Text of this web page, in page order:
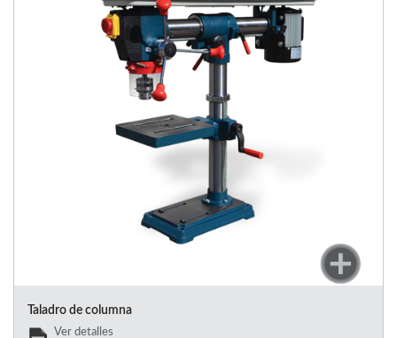
Taladro de columna
Ver detalles